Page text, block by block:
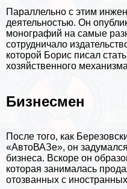
Параллельно с этим
деятельностью. Он
монографий на самые
сотрудничало
которой Борис писал
хозяйственного
Бизнесмен
После того, как
«АвтоВАЗе», он
бизнеса. Вскоре он
которая занималась
отозванных с